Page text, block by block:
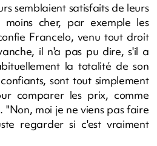
semblaient satisfaits de leurs
cher, par exemple les
Francelo, venu tout droit
il n'a pas pu dire, s'il a
la totalité de son
sont tout simplement
comparer les prix, comme
"Non, moi je ne viens pas faire
regarder si c'est vraiment